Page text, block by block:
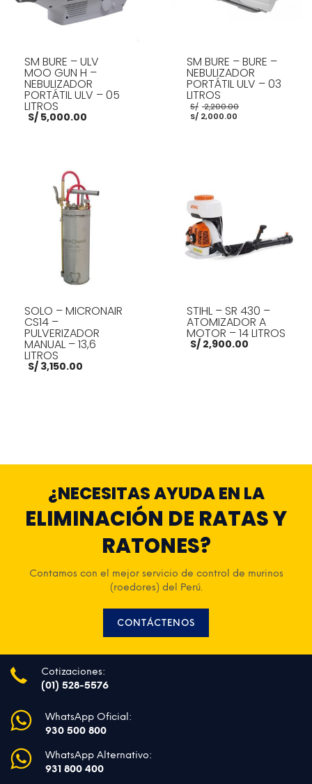
SM BURE – ULV
MOO GUN H –
NEBULIZADOR
PORTÁTIL ULV – 05
LITROS
S/ 5,000.00
AÑADIR AL CARRITO
SM BURE – BURE –
NEBULIZADOR
PORTÁTIL ULV – 03
LITROS
S/ 2,200.00
S/2,000.00
SOLO – MICRONAIR
CS14 –
PULVERIZADOR
MANUAL – 13,6
LITROS
S/ 3,150.00
STIHL – SR 430 –
ATOMIZADOR A
MOTOR – 14 LITROS
S/2,900.00
¿NECESITAS AYUDA EN LA
ELIMINACIÓN DE RATAS Y
RATONES?
Contamos con el mejor servicio de control de murinos
(roedores) del Perú.
CONTÁCTENOS
Cotizaciones:
(01) 528-5576
WhatsApp Oficial:
930 500 800
WhatsApp Alternativo:
931 800 400